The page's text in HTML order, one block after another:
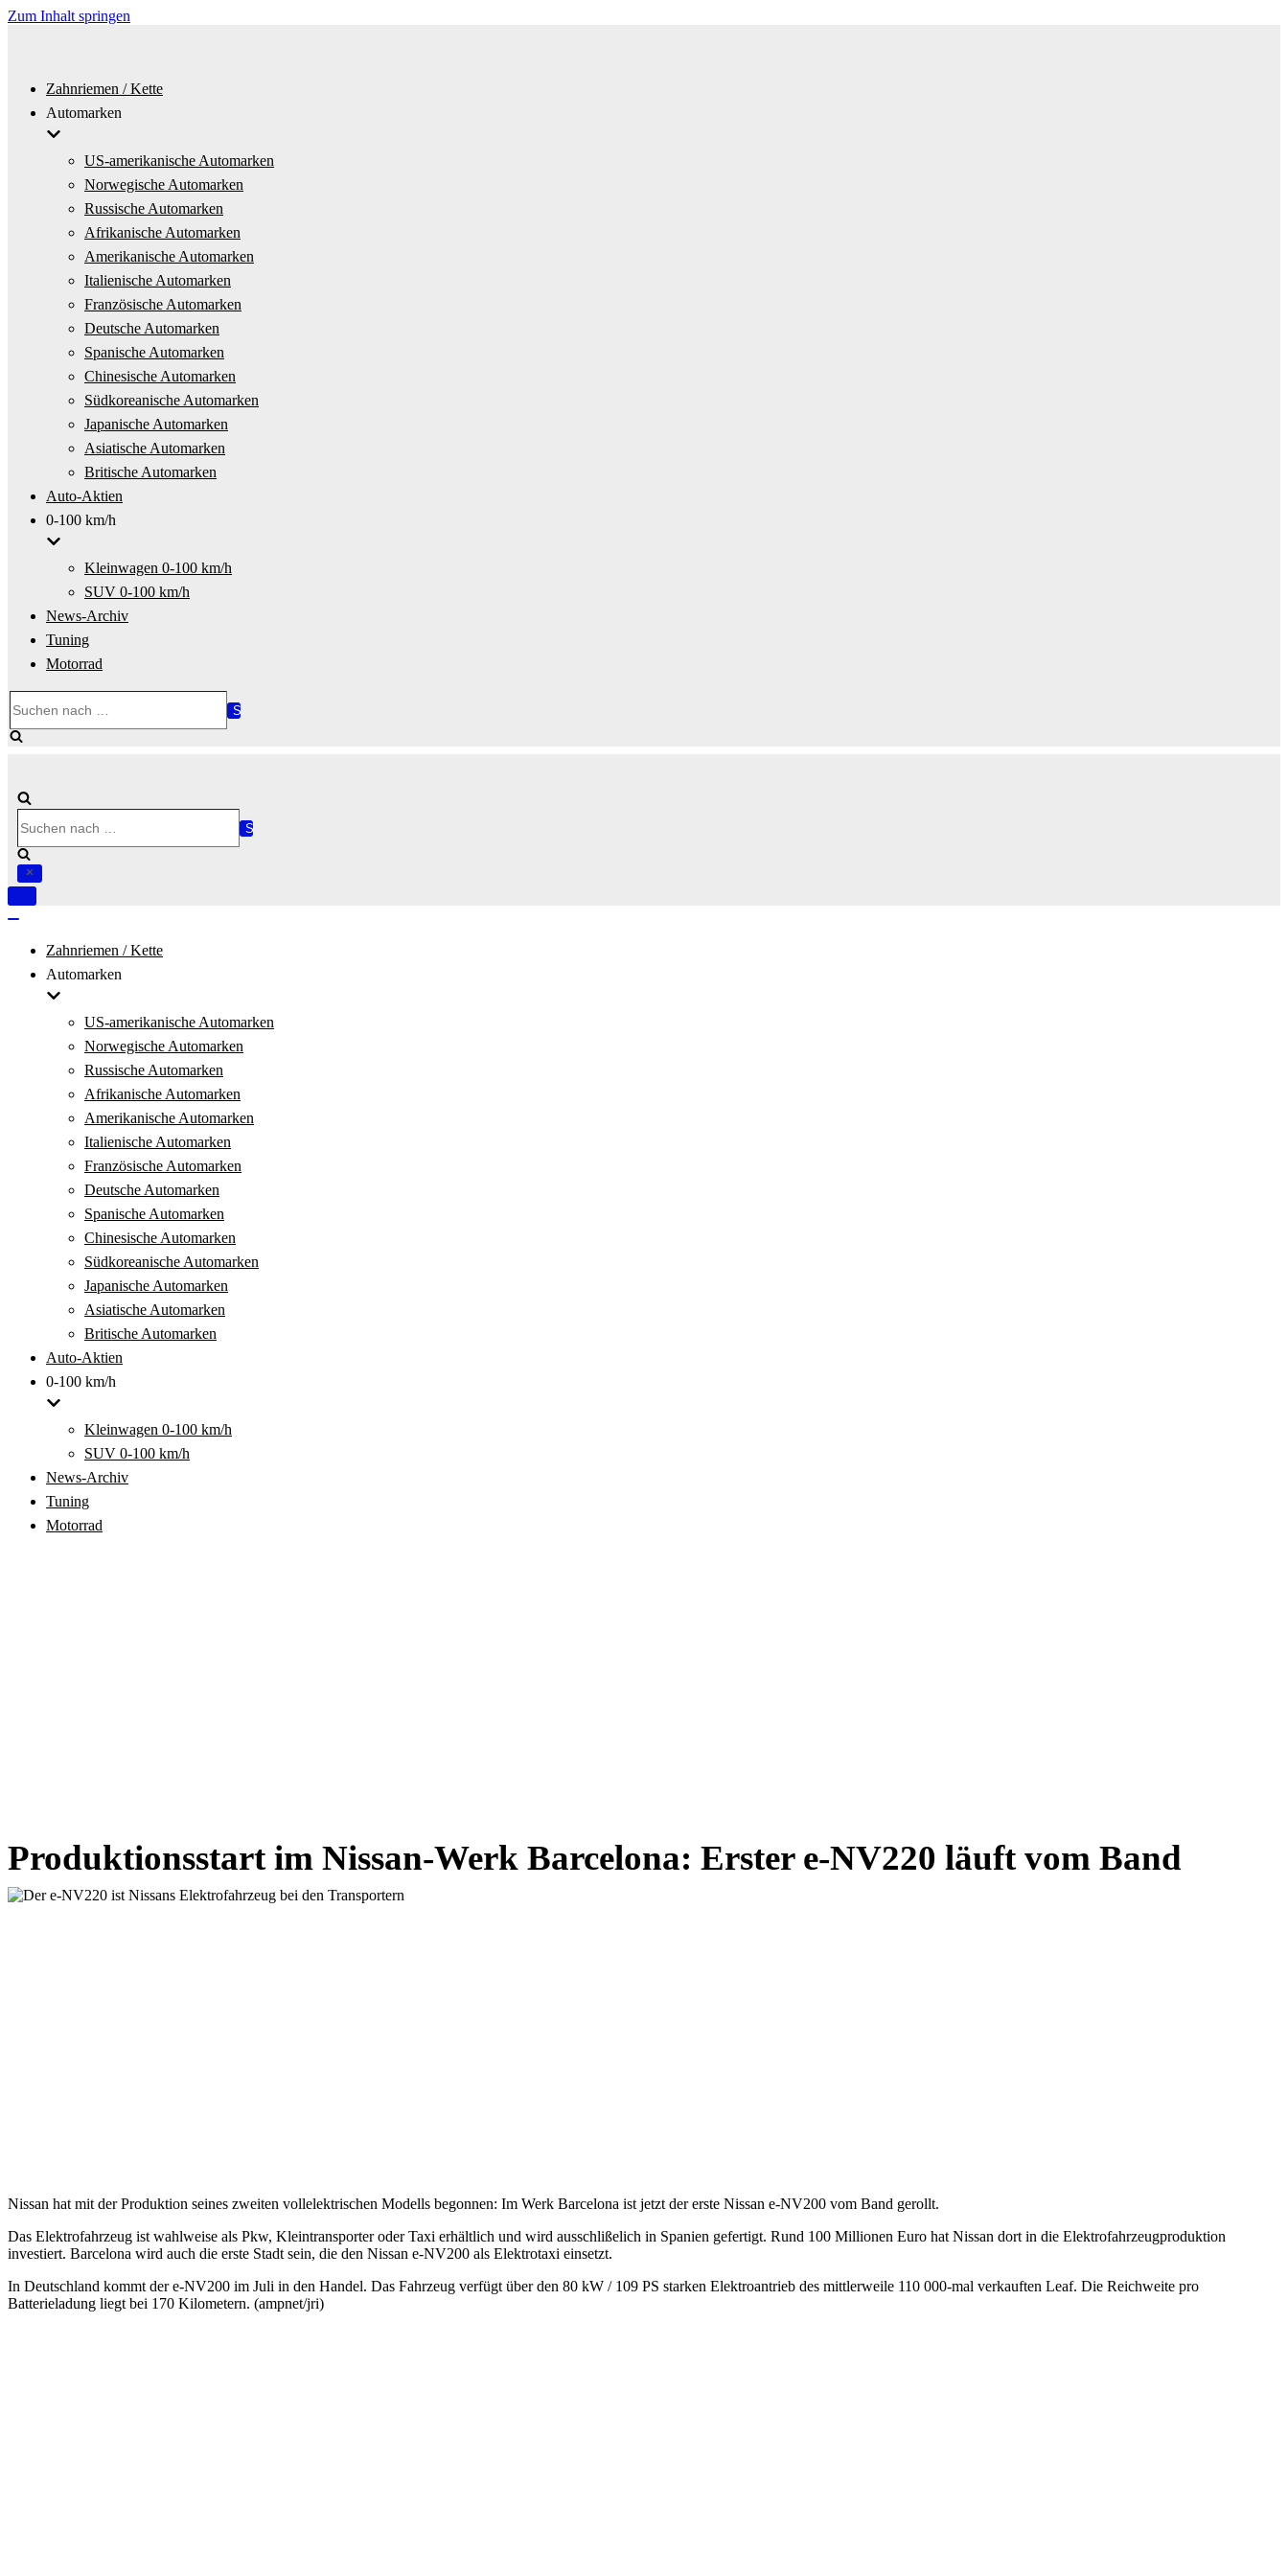
Zum Inhalt springen
Zahnriemen / Kette
Automarken
US-amerikanische Automarken
Norwegische Automarken
Russische Automarken
Afrikanische Automarken
Amerikanische Automarken
Italienische Automarken
Französische Automarken
Deutsche Automarken
Spanische Automarken
Chinesische Automarken
Südkoreanische Automarken
Japanische Automarken
Asiatische Automarken
Britische Automarken
Auto-Aktien
0-100 km/h
Kleinwagen 0-100 km/h
SUV 0-100 km/h
News-Archiv
Tuning
Motorrad
nach …
nach …
Navigation
Zahnriemen / Kette
Automarken
US-amerikanische Automarken
Norwegische Automarken
Russische Automarken
Afrikanische Automarken
Amerikanische Automarken
Italienische Automarken
Französische Automarken
Deutsche Automarken
Spanische Automarken
Chinesische Automarken
Südkoreanische Automarken
Japanische Automarken
Asiatische Automarken
Britische Automarken
Auto-Aktien
0-100 km/h
Kleinwagen 0-100 km/h
SUV 0-100 km/h
News-Archiv
Tuning
Motorrad
Produktionsstart im Nissan-Werk Barcelona: Erster e-NV220 läuft vom Band
Nissan hat mit der Produktion seines zweiten vollelektrischen Modells begonnen: Im Werk Barcelona ist jetzt der erste Nissan e-NV200 vom Band gerollt.
Das Elektrofahrzeug ist wahlweise als Pkw, Kleintransporter oder Taxi erhältlich und wird ausschlißelich in Spanien gefertigt. Rund 100 Millionen Euro hat Nissan dort in die Elektrofahrzeugproduktion
investiert. Barcelona wird auch die erste Stadt sein, die den Nissan e-NV200 als Elektrotaxi einsetzt.
In Deutschland kommt der e-NV200 im Juli in den Handel. Das Fahrzeug verfügt über den 80 kW / 109 PS starken Elektroantrieb des mittlerweile 110 000-mal verkauften Leaf. Die Reichweite pro
Batterieladung liegt bei 170 Kilometern. (ampnet/jri)